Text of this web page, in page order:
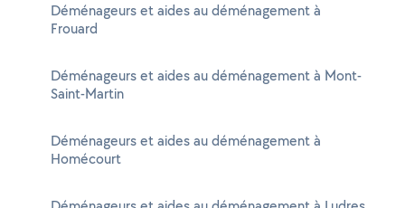
Déménageurs et aides au déménagement à
Frouard
Déménageurs et aides au déménagement à Mont-
Saint-Martin
Déménageurs et aides au déménagement à
Homécourt